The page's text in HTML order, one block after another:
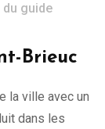
guide
Brieuc
la ville avec un
dans les